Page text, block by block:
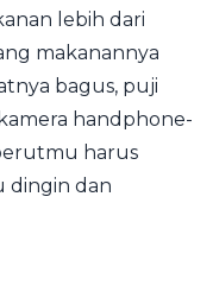
lebih dari
makanannya
bagus, puji
handphone-
harus
dingin dan